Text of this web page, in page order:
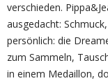
verschieden.
ausgedacht:
persönlich: die
zum Sammeln,
in einem Medaillon,